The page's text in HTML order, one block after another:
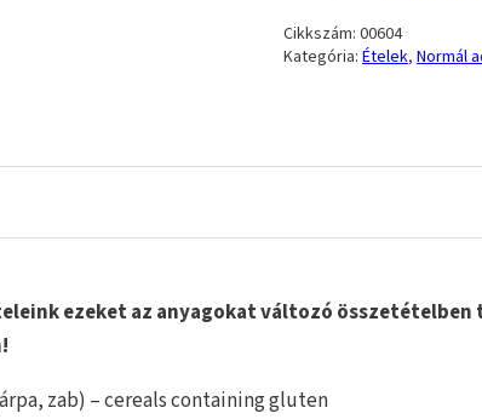
Cikkszám: 00604
Kategória: Ételek, Normál
ezeket az anyagokat változó
zab) – cereals containing gluten